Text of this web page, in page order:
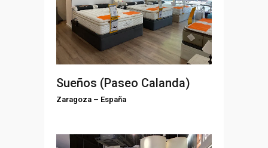
Sueños (Paseo Calanda)
Zaragoza – España